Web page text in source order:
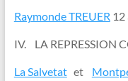
Raymonde TREUER 12
IV. LA REPRESSION
La Salvetatet